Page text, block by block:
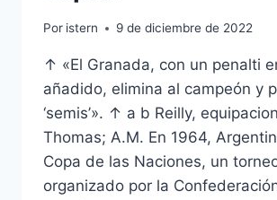
Por istern 9 de diciembre de 2022
↑ «El Granada, con un penalti
añadido, elimina al campeón y
‘semis’». ↑ a b Reilly,
Thomas; A.M. En 1964,
Copa de las Naciones, un
organizado por la